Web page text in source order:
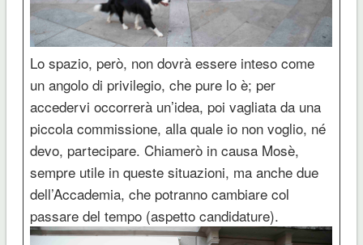
Lo spazio, però, non dovrà essere inteso come
un angolo di privilegio, che pure lo è; per
accedervi occorrerà un’idea, poi vagliata da una
piccola commissione, alla quale io non voglio, né
devo, partecipare. Chiamerò in causa Mosè,
sempre utile in queste situazioni, ma anche due
dell’Accademia, che potranno cambiare col
passare del tempo (aspetto candidature).